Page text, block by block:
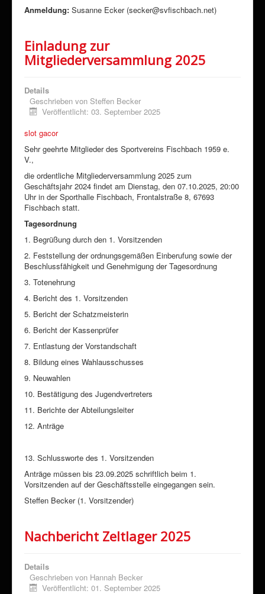
Anmeldung: Susanne Ecker (secker@svfischbach.net)
Einladung zur
Mitgliederversammlung 2025
Details
Geschrieben von Steffen Becker
Veröffentlicht: 03. September 2025
slot gacor
Sehr geehrte Mitglieder des Sportvereins Fischbach 1959 e.
V.,
die ordentliche Mitgliederversammlung 2025 zum
Geschäftsjahr 2024 findet am Dienstag, den 07.10.2025, 20:00
Uhr in der Sporthalle Fischbach, Frontalstraße 8, 67693
Fischbach statt.
Tagesordnung
1. Begrüßung durch den 1. Vorsitzenden
2. Feststellung der ordnungsgemäßen Einberufung sowie der
Beschlussfähigkeit und Genehmigung der Tagesordnung
3. Totenehrung
4. Bericht des 1. Vorsitzenden
5. Bericht der Schatzmeisterin
6. Bericht der Kassenprüfer
7. Entlastung der Vorstandschaft
8. Bildung eines Wahlausschusses
9. Neuwahlen
10. Bestätigung des Jugendvertreters
11. Berichte der Abteilungsleiter
12. Anträge
13. Schlussworte des 1. Vorsitzenden
Anträge müssen bis 23.09.2025 schriftlich beim 1.
Vorsitzenden auf der Geschäftsstelle eingegangen sein.
Steffen Becker (1. Vorsitzender)
Nachbericht Zeltlager 2025
Details
Geschrieben von Hannah Becker
Veröffentlicht: 01. September 2025